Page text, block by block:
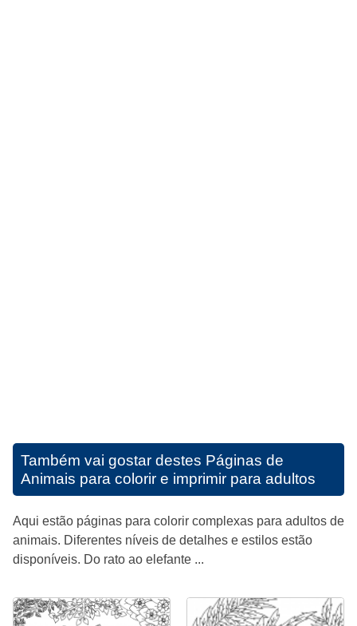
Também vai gostar destes Páginas de
Animais para colorir e imprimir para adultos
Aqui estão páginas para colorir complexas para adultos de
animais. Diferentes níveis de detalhes e estilos estão
disponíveis. Do rato ao elefante ...